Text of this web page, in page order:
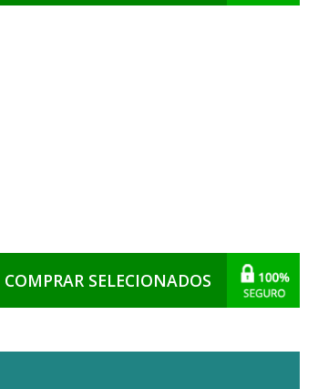
COMPRAR SELECIONADOS